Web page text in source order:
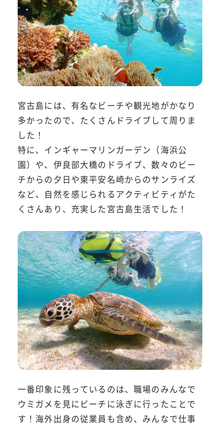
宮古島には、有名なビーチや観光地がかなり
多かったので、たくさんドライブして周りま
した！
特に、インギャーマリンガーデン（海浜公
園）や、伊良部大橋のドライブ、数々のビー
チからの夕日や東平安名崎からのサンライズ
など、自然を感じられるアクティビティがた
くさんあり、充実した宮古島生活でした！
一番印象に残っているのは、職場のみんなで
ウミガメを見にビーチに泳ぎに行ったことで
す！海外出身の従業員も含め、みんなで仕事